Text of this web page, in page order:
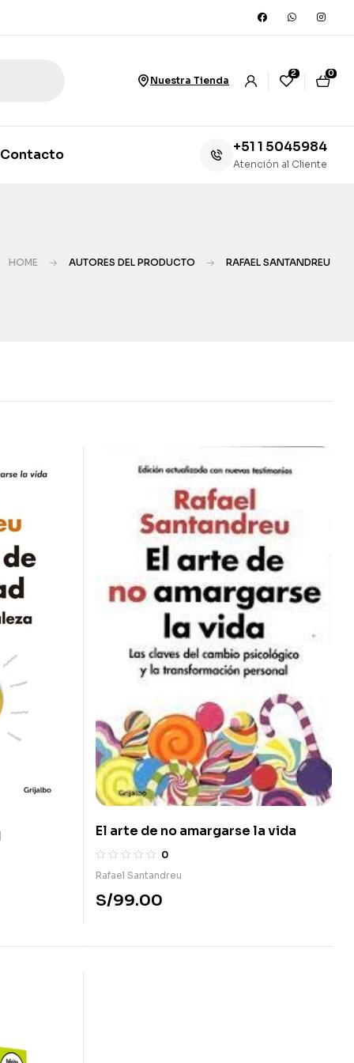
Nuestra Tienda
2 0
Contacto +51 1 5045984
Atención al Cliente
HOME AUTORES DEL PRODUCTO RAFAEL SANTANDREU
El arte de no amargarse la vida
0
Rafael Santandreu
S/99.00